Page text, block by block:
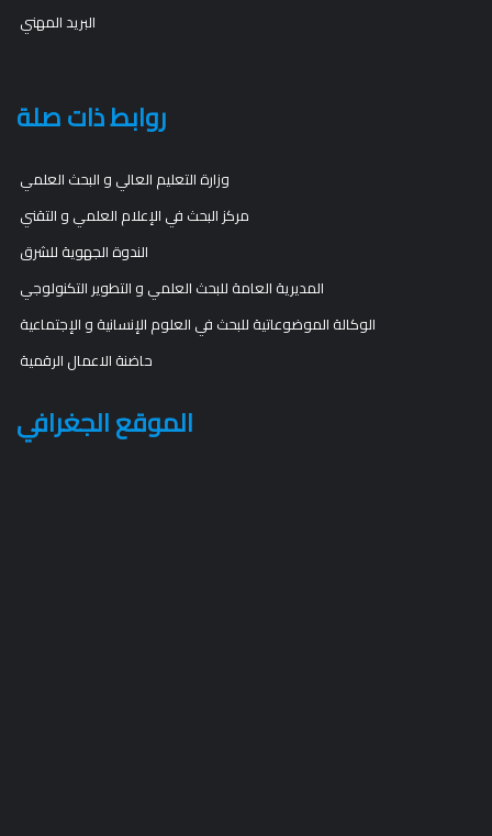
البريد المهني
روابط ذات صلة
وزارة التعليم العالي و البحث العلمي
مركز البحث في الإعلام العلمي و التقني
الندوة الجهوية للشرق
المديرية العامة للبحث العلمي و التطوير التكنولوجي
الوكالة الموضوعاتية للبحث في العلوم الإنسانية و الإجتماعية
حاضنة الاعمال الرقمية
الموقع الجغرافي